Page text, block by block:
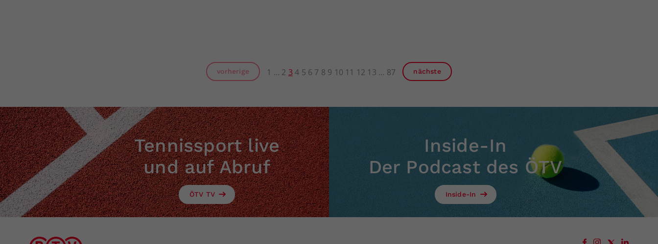
vorherige 1 2 3 4 5 6 7 8 9 10 11 12 13 87 nächste
Tennissport live
und auf Abruf
ÖTV TV
Inside-In
Der Podcast des ÖTV
Inside-In